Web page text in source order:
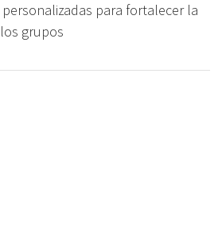
para fortalecer la
grupos